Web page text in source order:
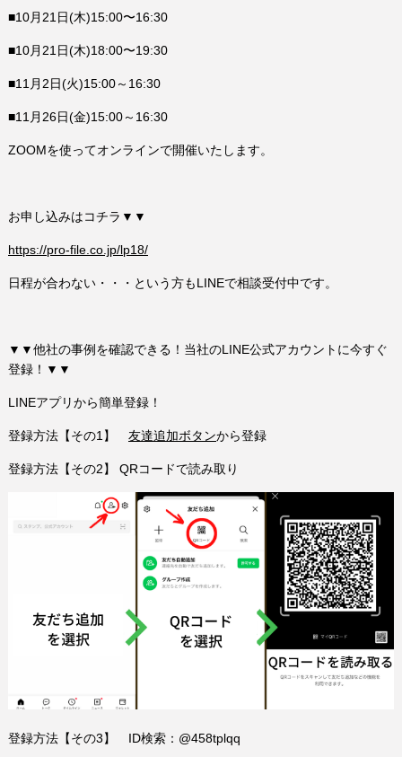
■10月21日(木)15:00〜16:30
■10月21日(木)18:00〜19:30
■11月2日(火)15:00～16:30
■11月26日(金)15:00～16:30
ZOOMを使ってオンラインで開催いたします。
お申し込みはコチラ▼▼
https://pro-file.co.jp/lp18/
日程が合わない・・・という方もLINEで相談受付中です。
▼▼他社の事例を確認できる！当社のLINE公式アカウントに今すぐ
登録！▼▼
LINEアプリから簡単登録！
登録方法【その1】 友達追加ボタンから登録
登録方法【その2】 QRコードで読み取り
登録方法【その3】 ID検索：@458tplqq